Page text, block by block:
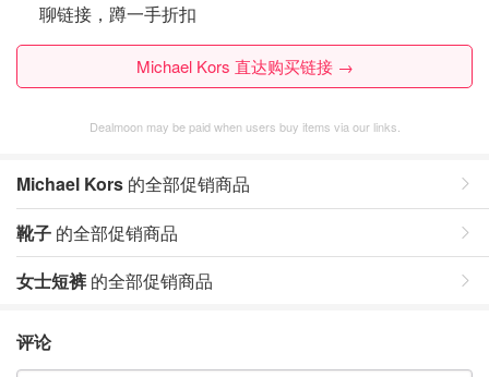
聊链接，蹲一手折扣
Michael Kors 直达购买链接 →
Dealmoon may be paid when users buy items via our links.
Michael Kors 的全部促销商品
靴子 的全部促销商品
女士短裤 的全部促销商品
评论